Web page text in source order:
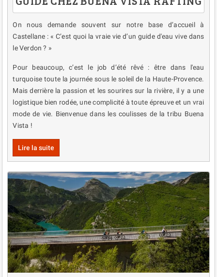
On nous demande souvent sur notre base d’accueil à
Castellane : « C’est quoi la vraie vie d’un guide d'eau vive dans
le Verdon ? »
Pour beaucoup, c’est le job d’été rêvé : être dans l'eau
turquoise toute la journée sous le soleil de la Haute-Provence.
Mais derrière la passion et les sourires sur la rivière, il y a une
logistique bien rodée, une complicité à toute épreuve et un vrai
mode de vie. Bienvenue dans les coulisses de la tribu Buena
Vista !
Lire la suite